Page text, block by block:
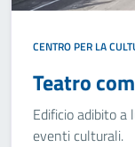
CENTRO PER LA
Teatro
Edificio adibito a
eventi culturali.